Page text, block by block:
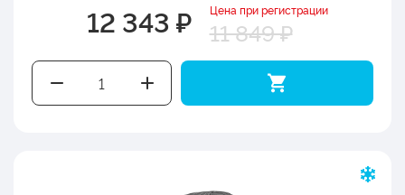
12 343 ₽ Цена при регистрации
11 849 ₽